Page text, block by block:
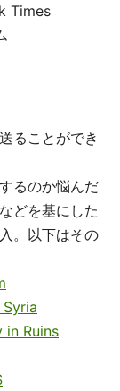
Times
ることができ
るのか悩んだ
どを基にした
。以下はその
in Ruins